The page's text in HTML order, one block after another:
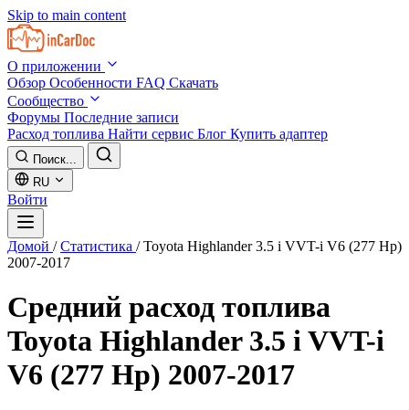
Skip to main content
О приложении
Обзор Особенности FAQ Скачать
Сообщество
Форумы Последние записи
Расход топлива Найти сервис Блог Купить адаптер
Поиск...
RU
Войти
Домой / Статистика / Toyota Highlander 3.5 i VVT-i V6 (277 Hp)
2007-2017
Средний расход топлива
Toyota Highlander 3.5 i VVT-i
V6 (277 Hp) 2007-2017